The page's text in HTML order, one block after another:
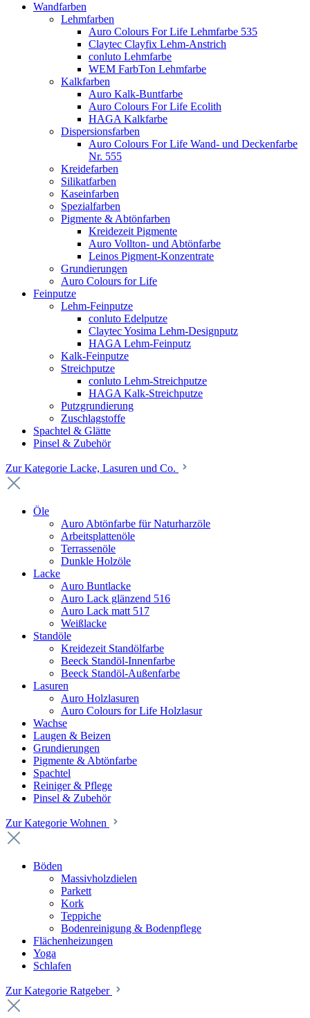
Wandfarben
Lehmfarben
Auro Colours For Life Lehmfarbe 535
Claytec Clayfix Lehm-Anstrich
conluto Lehmfarbe
WEM FarbTon Lehmfarbe
Kalkfarben
Auro Kalk-Buntfarbe
Auro Colours For Life Ecolith
HAGA Kalkfarbe
Dispersionsfarben
Auro Colours For Life Wand- und Deckenfarbe
Nr. 555
Kreidefarben
Silikatfarben
Kaseinfarben
Spezialfarben
Pigmente & Abtönfarben
Kreidezeit Pigmente
Auro Vollton- und Abtönfarbe
Leinos Pigment-Konzentrate
Grundierungen
Auro Colours for Life
Feinputze
Lehm-Feinputze
conluto Edelputze
Claytec Yosima Lehm-Designputz
HAGA Lehm-Feinputz
Kalk-Feinputze
Streichputze
conluto Lehm-Streichputze
HAGA Kalk-Streichputze
Putzgrundierung
Zuschlagstoffe
Spachtel & Glätte
Pinsel & Zubehör
Zur Kategorie Lacke, Lasuren und Co.
Öle
Auro Abtönfarbe für Naturharzöle
Arbeitsplattenöle
Terrassenöle
Dunkle Holzöle
Lacke
Auro Buntlacke
Auro Lack glänzend 516
Auro Lack matt 517
Weißlacke
Standöle
Kreidezeit Standölfarbe
Beeck Standöl-Innenfarbe
Beeck Standöl-Außenfarbe
Lasuren
Auro Holzlasuren
Auro Colours for Life Holzlasur
Wachse
Laugen & Beizen
Grundierungen
Pigmente & Abtönfarbe
Spachtel
Reiniger & Pflege
Pinsel & Zubehör
Zur Kategorie Wohnen
Böden
Massivholzdielen
Parkett
Kork
Teppiche
Bodenreinigung & Bodenpflege
Flächenheizungen
Yoga
Schlafen
Zur Kategorie Ratgeber